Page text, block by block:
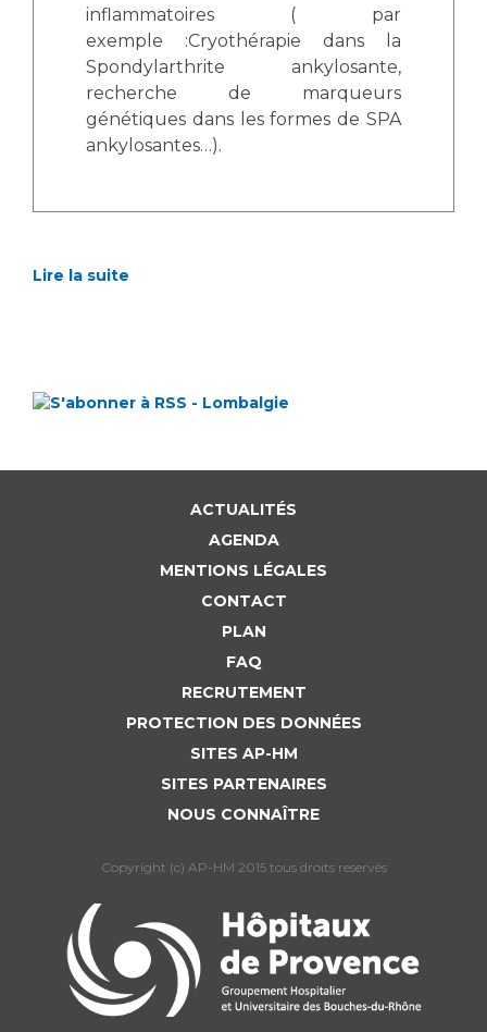
inflammatoires ( par
exemple :Cryothérapie dans la
Spondylarthrite ankylosante,
recherche de marqueurs
génétiques dans les formes de SPA
ankylosantes…).
Lire la suite
ACTUALITÉS
AGENDA
MENTIONS LÉGALES
CONTACT
PLAN
FAQ
RECRUTEMENT
PROTECTION DES DONNÉES
SITES AP-HM
SITES PARTENAIRES
NOUS CONNAÎTRE
Copyright (c) AP-HM 2015 tous droits reservés